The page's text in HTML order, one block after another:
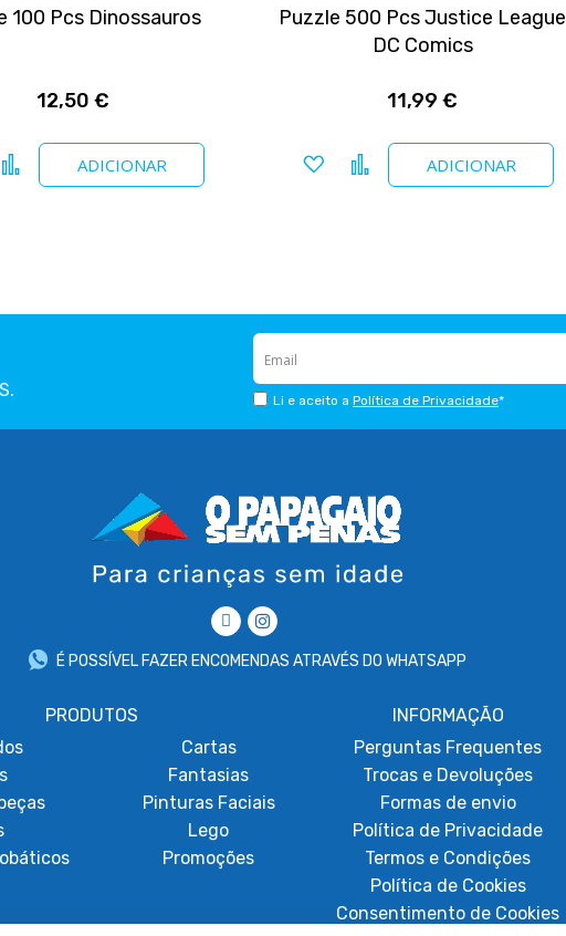
100 Pcs Dinossauros
12,50 €
ADICIONAR
a favoritos
Comparar
Puzzle 500 Pcs Justice League
DC Comics
11,99 €
ADICIONAR
Adicionar a favoritos
Comparar
Li e aceito a Política de Privacidade*
É POSSÍVEL FAZER ENCOMENDAS ATRAVÉS DO WHATSAPP
PRODUTOS
Cartas
Fantasias
Pinturas Faciais
Lego
Promoções
INFORMAÇÃO
Perguntas Frequentes
Trocas e Devoluções
Formas de envio
Política de Privacidade
Termos e Condições
Política de Cookies
Consentimento de Cookies